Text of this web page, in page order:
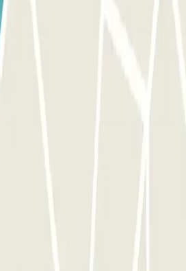
ne pourrez entrer et sortir du